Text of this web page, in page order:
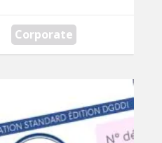
Corporate